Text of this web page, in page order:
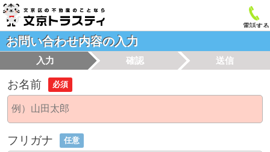
電話する
お問い合わせ内容の入力
入力 確認 送信
お名前 必須
フリガナ 任意